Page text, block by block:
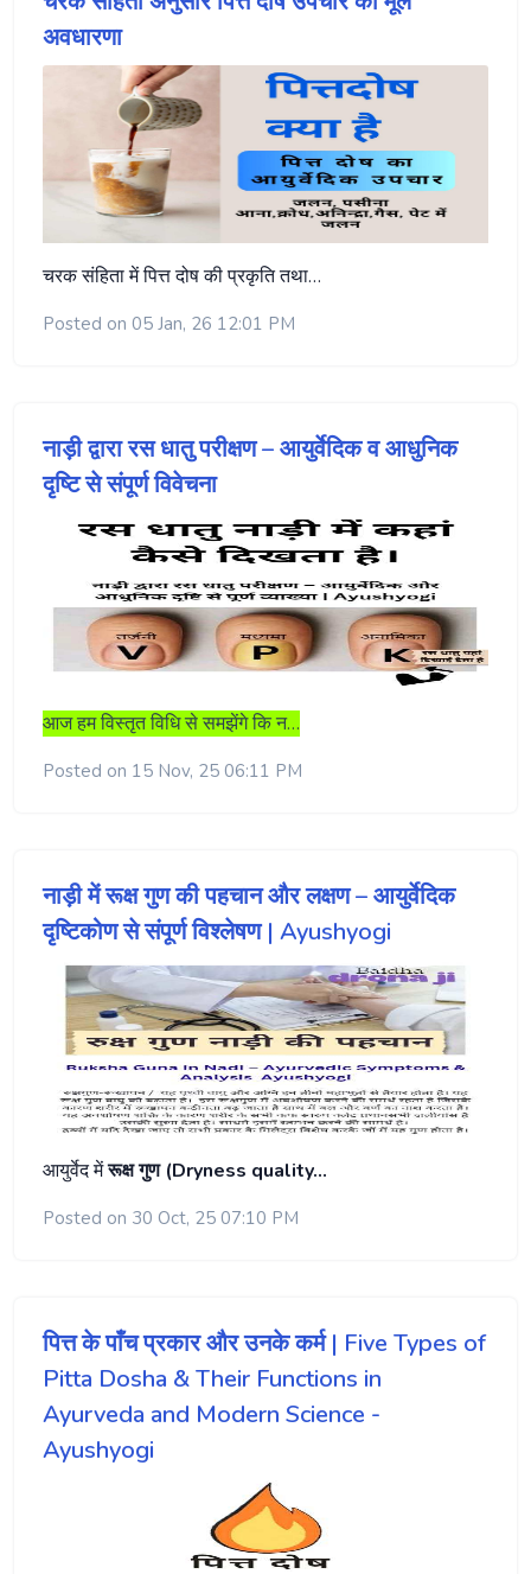
अवधारणा
चरक संहिता में पित्त दोष की प्रकृति तथा…
Posted on 05 Jan, 26 12:01 PM
नाड़ी द्वारा रस धातु परीक्षण – आयुर्वेदिक व आधुनिक
दृष्टि से संपूर्ण विवेचना
आज हम विस्तृत विधि से समझेंगे कि न…
Posted on 15 Nov, 25 06:11 PM
नाड़ी में रूक्ष गुण की पहचान और लक्षण – आयुर्वेदिक
दृष्टिकोण से संपूर्ण विश्लेषण | Ayushyogi
आयुर्वेद मेंरूक्ष गुण (Dryness quality…
Posted on 30 Oct, 25 07:10 PM
पित्त के पाँच प्रकार और उनके कर्म | Five Types of
Pitta Dosha & Their Functions in
Ayurveda and Modern Science -
Ayushyogi